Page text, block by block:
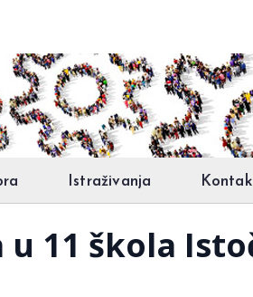
Istraživanja
11 škola